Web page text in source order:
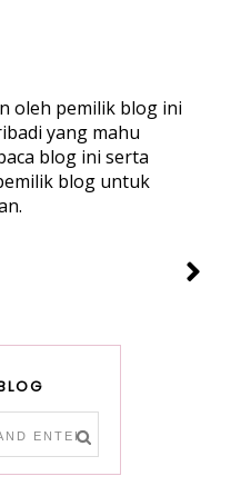
oleh pemilik blog ini
yang mahu
blog ini serta
blog untuk